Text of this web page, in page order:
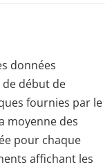
données
début de
fournies par le
moyenne des
pour chaque
affichant les